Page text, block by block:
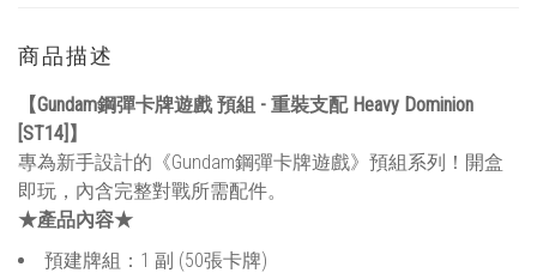
商品描述
【Gundam鋼彈卡牌遊戲 預組 - 重裝支配 Heavy Dominion
[ST14]】
專為新手設計的《Gundam鋼彈卡牌遊戲》預組系列！開盒
即玩，內含完整對戰所需配件。
★產品內容★
預建牌組：1 副 (50張卡牌)